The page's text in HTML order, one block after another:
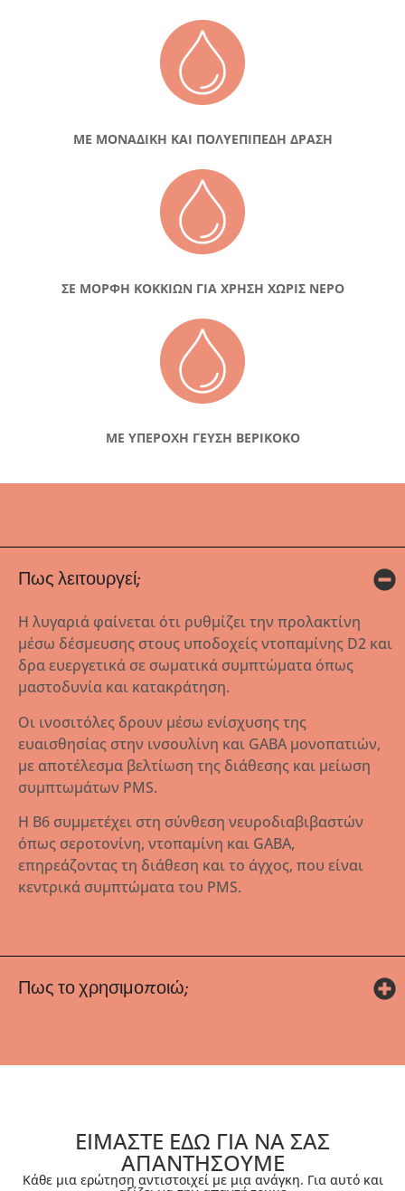
ΜΕ ΜΟΝΑΔΙΚΗ ΚΑΙ ΠΟΛΥΕΠΙΠΕΔΗ ΔΡΑΣΗ
ΣΕ ΜΟΡΦΗ ΚΟΚΚΙΩΝ ΓΙΑ ΧΡΗΣΗ ΧΩΡΙΣ ΝΕΡΟ
ΜΕ ΥΠΕΡΟΧΗ ΓΕΥΣΗ ΒΕΡΙΚΟΚΟ
Πως λειτουργεί;
Η λυγαριά φαίνεται ότι ρυθμίζει την προλακτίνη
μέσω δέσμευσης στους υποδοχείς ντοπαμίνης D2 και
δρα ευεργετικά σε σωματικά συμπτώματα όπως
μαστοδυνία και κατακράτηση.
Οι ινοσιτόλες δρουν μέσω ενίσχυσης της
ευαισθησίας στην ινσουλίνη και GABA μονοπατιών,
με αποτέλεσμα βελτίωση της διάθεσης και μείωση
συμπτωμάτων PMS.
Η Β6 συμμετέχει στη σύνθεση νευροδιαβιβαστών
όπως σεροτονίνη, ντοπαμίνη και GABA,
επηρεάζοντας τη διάθεση και το άγχος, που είναι
κεντρικά συμπτώματα του PMS.
Πως το χρησιμοποιώ;
ΕΙΜΑΣΤΕ ΕΔΩ ΓΙΑ ΝΑ ΣΑΣ
ΑΠΑΝΤΗΣΟΥΜΕ
Κάθε μια ερώτηση αντιστοιχεί με μια ανάγκη. Για αυτό και